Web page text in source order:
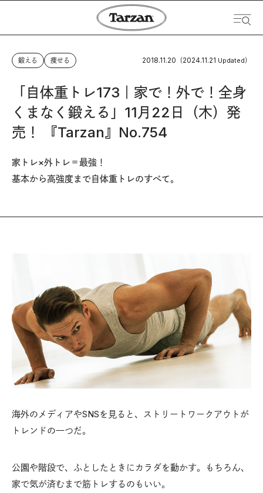
鍛える 痩せる 2018.11.20 （2024.11.21 Updated）
「自体重トレ173｜家で！外で！全身
くまなく鍛える」11月22日（木）発
売！ 『Tarzan』No.754
家トレ×外トレ＝最強！
基本から高強度まで自体重トレのすべて。
海外のメディアやSNSを見ると、ストリートワークアウトが
トレンドの一つだ。
公園や階段で、ふとしたときにカラダを動かす。もちろん、
家で気が済むまで筋トレするのもいい。